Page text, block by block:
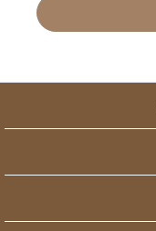
große
verliert er mehr
feiner gewolft und sehr
haben eine
insbesondere
Jagdhund
aus der Region
werden frisch bei